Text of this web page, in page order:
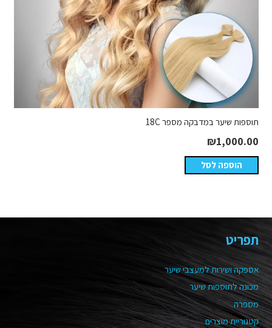
תוספות שיער במדבקה מספר 18C
₪1,000.00
הוספה לסל
תפריט
אספקה ושירות למעצבי שיער
מכונה לתוספות שיער
מספרה
קטגוריית מוצרים